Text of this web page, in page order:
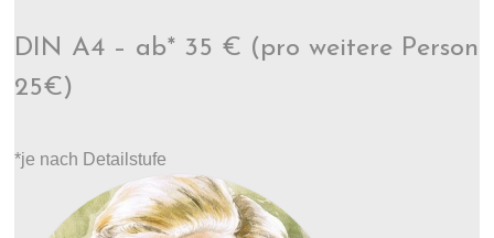
DIN A4 – ab* 35 € (pro weitere Person
25€)
*je nach Detailstufe